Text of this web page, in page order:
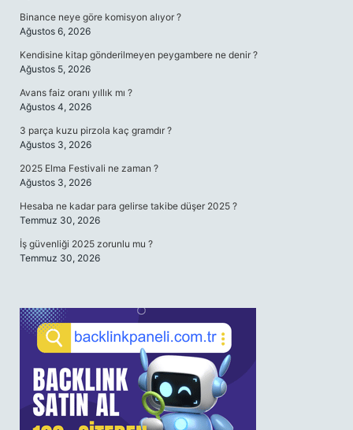
Binance neye göre komisyon alıyor ?
Ağustos 6, 2026
Kendisine kitap gönderilmeyen peygambere ne denir ?
Ağustos 5, 2026
Avans faiz oranı yıllık mı ?
Ağustos 4, 2026
3 parça kuzu pirzola kaç gramdır ?
Ağustos 3, 2026
2025 Elma Festivali ne zaman ?
Ağustos 3, 2026
Hesaba ne kadar para gelirse takibe düşer 2025 ?
Temmuz 30, 2026
İş güvenliği 2025 zorunlu mu ?
Temmuz 30, 2026